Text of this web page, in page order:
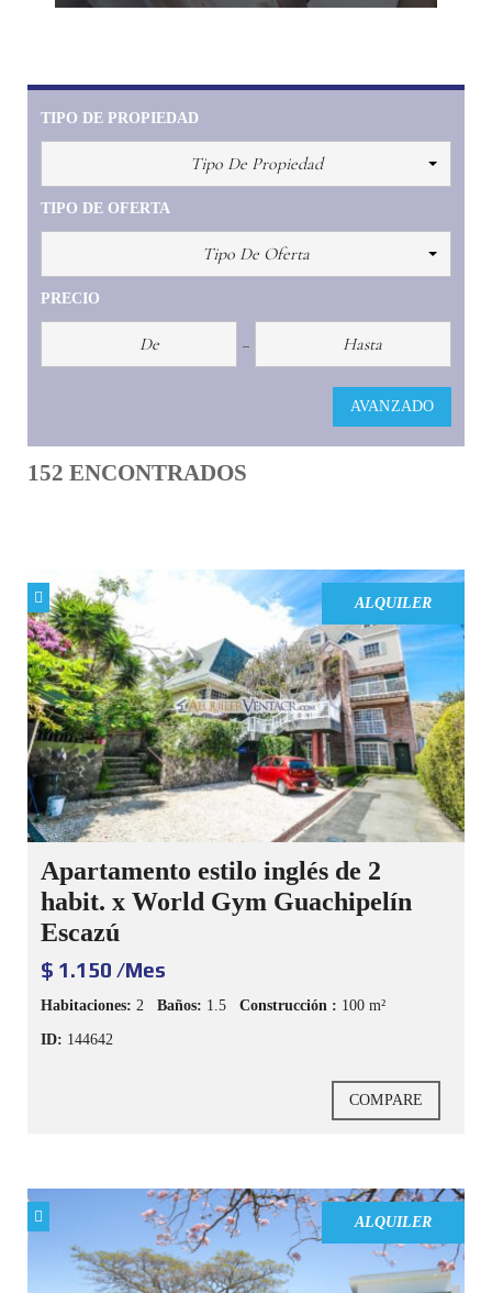
TIPO DE PROPIEDAD
Tipo De Propiedad
TIPO DE OFERTA
Tipo De Oferta
PRECIO
AVANZADO
152 ENCONTRADOS
ALQUILER
Apartamento estilo inglés de 2
habit. x World Gym Guachipelín
Escazú
$ 1.150 /Mes
Habitaciones: 2 Baños: 1.5 Construcción : 100 m²
ID: 144642
ALQUILER
COMPARE